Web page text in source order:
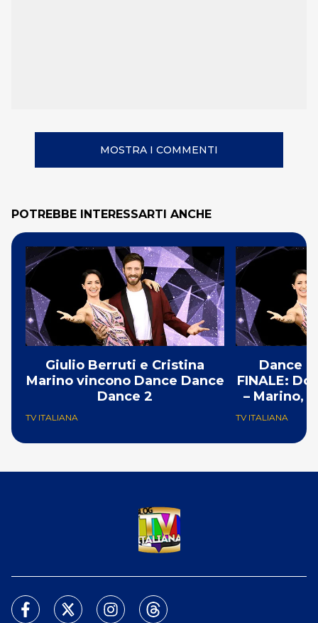
MOSTRA I COMMENTI
POTREBBE INTERESSARTI ANCHE
Giulio Berruti e Cristina
Marino vincono Dance Dance
Dance 2
TV ITALIANA
Dance
FINALE:
– Marino,
TV ITALIANA